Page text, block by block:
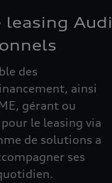
leasing Audi
des
ainsi
gérant ou
le leasing via
de solutions a
ses